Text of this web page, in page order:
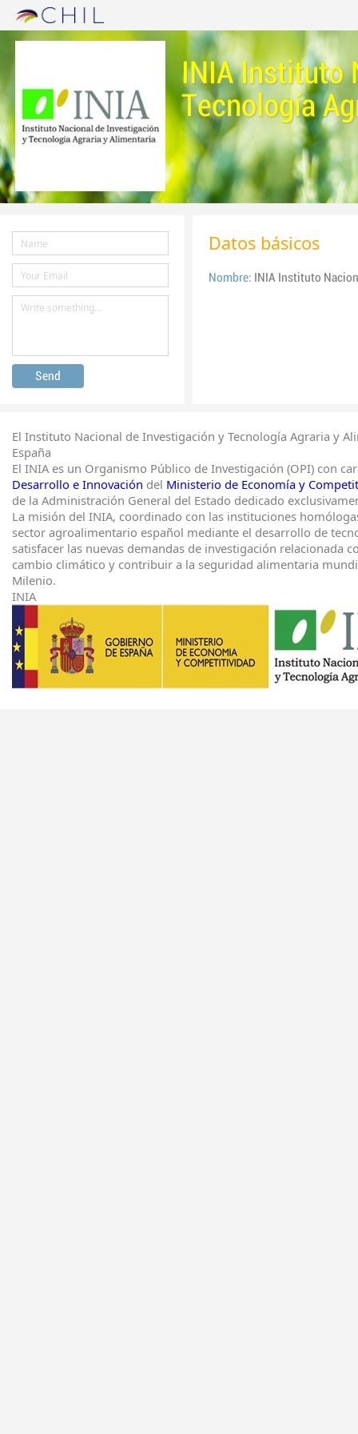
INIA Instituto
Tecnología
Datos básicos
Nombre: INIA Instituto
El Instituto Nacional de Investigación y Tecnología Agraria y
España
El INIA es un Organismo Público de Investigación (OPI) con
Desarrollo e Innovación del Ministerio de Economía y
de la Administración General del Estado dedicado
La misión del INIA, coordinado con las instituciones
sector agroalimentario español mediante el desarrollo de
satisfacer las nuevas demandas de investigación
cambio climático y contribuir a la seguridad alimentaria
Milenio.
INIA